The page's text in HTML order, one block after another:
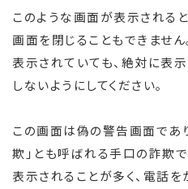
このような画面が表示される
画面を閉じることもできません
表示されていても、絶対に表
しないようにしてください。
この画面は偽の警告画面であり
欺」とも呼ばれる手口の詐欺
表示されることが多く、電話を